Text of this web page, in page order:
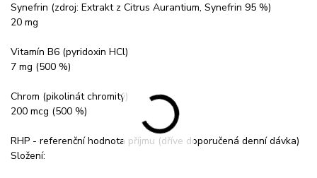
Synefrin (zdroj: Extrakt z Citrus Aurantium, Synefrin 95 %)
20 mg
Vitamín B6 (pyridoxin HCl)
7 mg (500 %)
Chrom (pikolinát chromitý)
200 mcg (500 %)
RHP - referenční hodnota příjmu (dříve doporučená denní dávka)
Složení: